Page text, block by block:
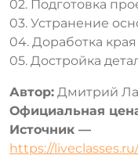
02. Подготовка
03. Устранение
04. Доработка края
05. Достройка
Автор: Дмитрий
Официальная
Источник —
https://